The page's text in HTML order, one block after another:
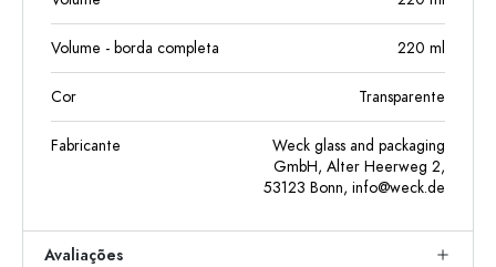
Volume - borda completa 220 ml
Cor Transparente
Fabricante
Weck glass and packaging
GmbH, Alter Heerweg 2,
53123 Bonn, info@weck.de
Avaliações